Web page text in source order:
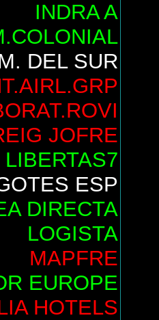
INDRA A
DEL SUR
JOFRE
LIBERTAS7
ESP
DIRECTA
LOGISTA
MAPFRE
EUROPE
HOTELS